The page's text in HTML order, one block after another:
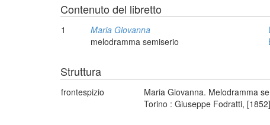
Contenuto del libretto
1
Maria Giovanna
melodramma semiserio
Struttura
frontespizio
Maria Giovanna. Melodramma
Torino : Giuseppe Fodratti, [1852]